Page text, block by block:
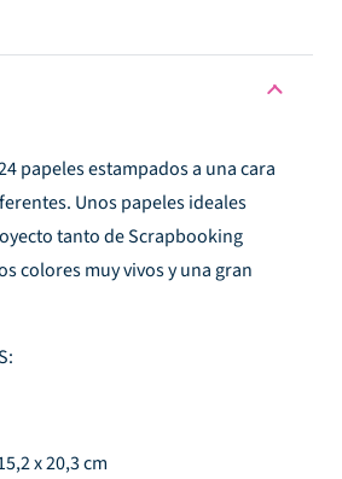
papeles estampados a una cara
Unos papeles ideales
tanto de Scrapbooking
colores muy vivos y una gran
x 20,3 cm